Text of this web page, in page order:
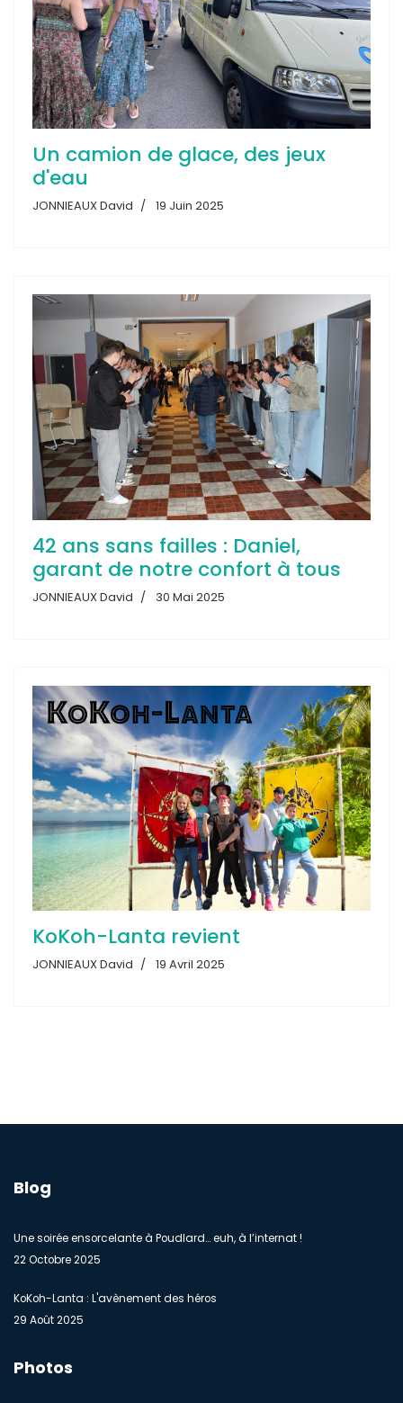
Un camion de glace, des jeux
d'eau
JONNIEAUX David 19 Juin 2025
42 ans sans failles : Daniel,
garant de notre confort à tous
JONNIEAUX David 30 Mai 2025
KoKoh-Lanta revient
JONNIEAUX David 19 Avril 2025
Blog
Une soirée ensorcelante à Poudlard… euh, à l’internat !
22 Octobre 2025
KoKoh-Lanta : L'avènement des héros
29 Août 2025
Photos